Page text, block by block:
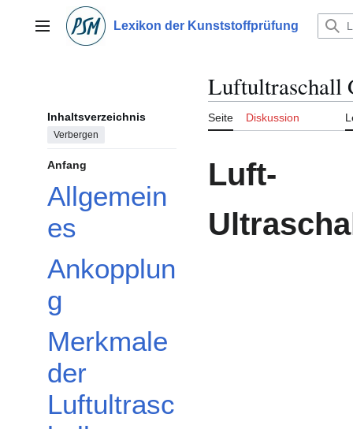
springenHauptmenü Lexikon der Kunststoffprüfung
Inhaltsverzeichnis
Verbergen
Anfang
Allgemein
es
Ankopplun
g
Merkmale
der
Luftultrasc
Luftultraschall
Seite Diskussion
Luft-